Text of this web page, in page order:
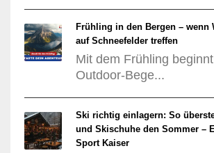
Frühling in den Bergen – wenn
auf Schneefelder treffen
Mit dem Frühling
Outdoor-Bege...
Ski richtig einlagern: So
und Skischuhe den Sommer –
Sport Kaiser